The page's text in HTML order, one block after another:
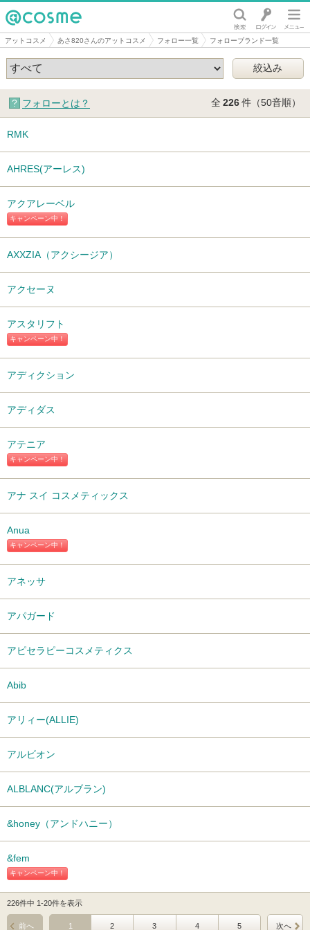
@cosme
アットコスメ あさ820さんのアットコスメ フォロー一覧 フォローブランド一覧
フォローとは？ 全 226件（50音順）
RMK
AHRES(アーレス)
キャンペーン中！
アクアレーベル
AXXZIA（アクシージア）
アクセーヌ
キャンペーン中！
アスタリフト
アディクション
アディダス
キャンペーン中！
アテニア
アナ スイ コスメティックス
キャンペーン中！
Anua
アネッサ
アパガード
アピセラピーコスメティクス
Abib
アリィー(ALLIE)
アルビオン
ALBLANC(アルブラン)
&honey（アンドハニー）
キャンペーン中！
&fem
226件中 1-20件を表示
1 2 3 4 5
前へ 次へ